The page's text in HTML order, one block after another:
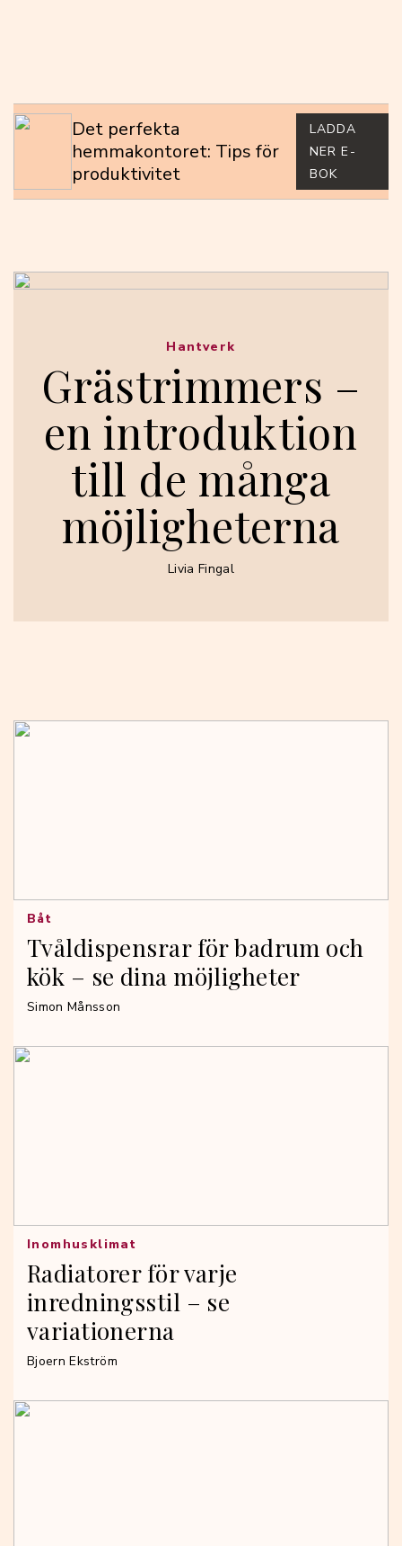
Det perfekta
hemmakontoret: Tips för
produktivitet
LADDA
NER E-
BOK
Grästrimmers –
en introduktion
till de många
möjligheterna
Hantverk
Livia Fingal
Tvåldispensrar för badrum och
kök – se dina möjligheter
Båt
Simon Månsson
Radiatorer för varje
inredningsstil – se
variationerna
Inomhusklimat
Bjoern Ekström